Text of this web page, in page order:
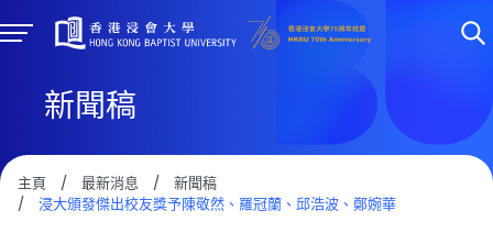
新聞稿
主頁 / 最新消息 /
新聞稿
/
浸大頒發傑出校友獎予陳敬然、羅冠蘭、邱浩波、鄭婉華